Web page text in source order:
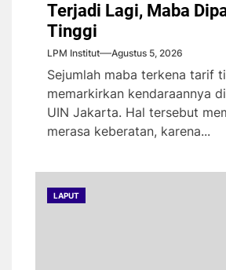
Terjadi Lagi, Maba
Tinggi
LPM Institut Agustus 5, 2026
Sejumlah maba terkena tarif
memarkirkan kendaraannya
UIN Jakarta. Hal tersebut
merasa keberatan, karena...
LAPUT